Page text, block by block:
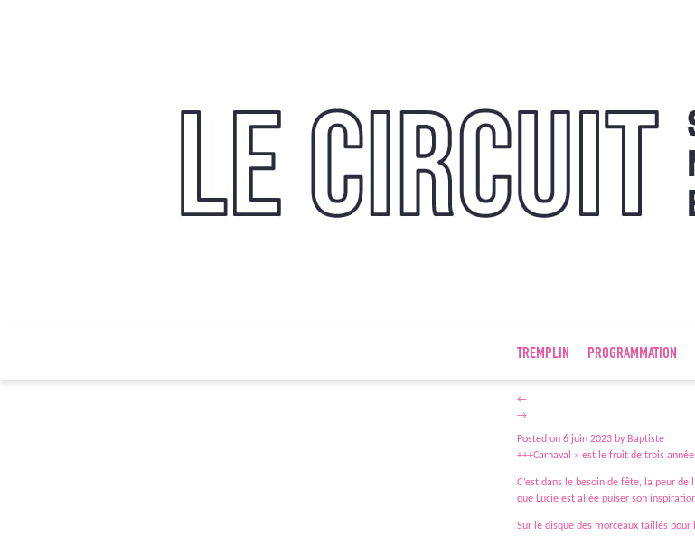
TREMPLIN PROGRAMMATION
←
→
Posted on 6 juin 2023 by Baptiste
+++Carnaval » est le fruit de trois
C’est dans le besoin de fête, la peur
que Lucie est allée puiser son
Sur le disque des morceaux taillés